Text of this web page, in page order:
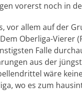
vorerst noch in
vor allem auf der
Oberliga-Vierer
Falle
aus der
wäre
wo es zum